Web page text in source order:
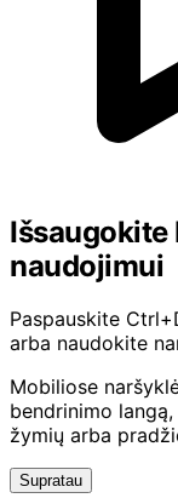
Išsaugokite
naudojimui
Paspauskite
arba naudokite
Mobiliose
bendrinimo
žymių arba
Supratau